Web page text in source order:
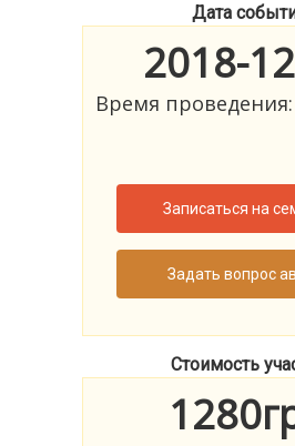
Дата
2018-
Время проведения:
Записаться на
Задать вопрос
Стоимость